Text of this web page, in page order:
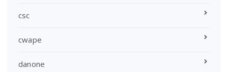
csc
cwape
danone